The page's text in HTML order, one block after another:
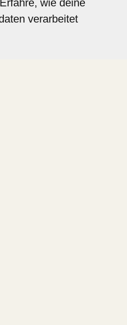
Erfahre, wie deine
verarbeitet